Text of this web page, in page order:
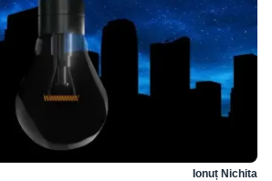
Ionuț Nichita